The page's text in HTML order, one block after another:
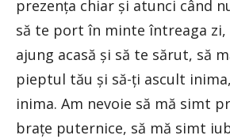
prezența chiar și atunci când
să te port în minte întreaga zi,
ajung acasă și să te sărut, să
pieptul tău și să-ți ascult
inima. Am nevoie să mă simt
brațe puternice, să mă simt